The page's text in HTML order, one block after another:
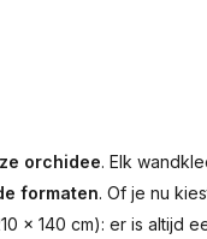
orchidee. Elk
formaten. Of je nu
× 140 cm): er is altijd